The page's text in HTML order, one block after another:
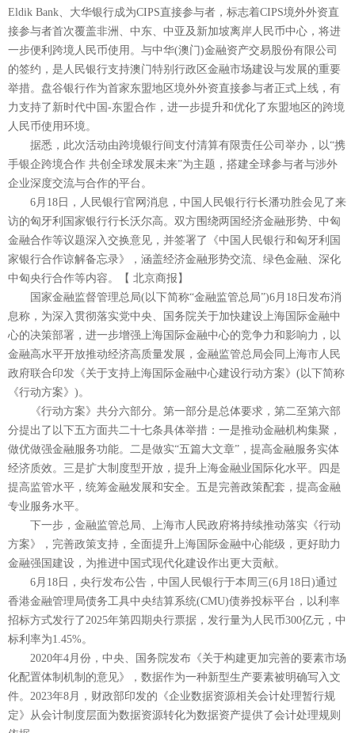
Eldik Bank、大华银行成为CIPS直接参与者，标志着CIPS境外外资直
接参与者首次覆盖非洲、中东、中亚及新加坡离岸人民币中心，将进
一步便利跨境人民币使用。与中华(澳门)金融资产交易股份有限公司
的签约，是人民银行支持澳门特别行政区金融市场建设与发展的重要
举措。盘谷银行作为首家东盟地区境外外资直接参与者正式上线，有
力支持了新时代中国-东盟合作，进一步提升和优化了东盟地区的跨境
人民币使用环境。
据悉，此次活动由跨境银行间支付清算有限责任公司举办，以“携
手银企跨境合作 共创全球发展未来”为主题，搭建全球参与者与涉外
企业深度交流与合作的平台。
6月18日，人民银行官网消息，中国人民银行行长潘功胜会见了来
访的匈牙利国家银行行长沃尔高。双方围绕两国经济金融形势、中匈
金融合作等议题深入交换意见，并签署了《中国人民银行和匈牙利国
家银行合作谅解备忘录》，涵盖经济金融形势交流、绿色金融、深化
中匈央行合作等内容。【 北京商报】
国家金融监督管理总局(以下简称“金融监管总局”)6月18日发布消
息称，为深入贯彻落实党中央、国务院关于加快建设上海国际金融中
心的决策部署，进一步增强上海国际金融中心的竞争力和影响力，以
金融高水平开放推动经济高质量发展，金融监管总局会同上海市人民
政府联合印发《关于支持上海国际金融中心建设行动方案》(以下简称
《行动方案》)。
《行动方案》共分六部分。第一部分是总体要求，第二至第六部
分提出了以下五方面共二十七条具体举措：一是推动金融机构集聚，
做优做强金融服务功能。二是做实“五篇大文章”，提高金融服务实体
经济质效。三是扩大制度型开放，提升上海金融业国际化水平。四是
提高监管水平，统筹金融发展和安全。五是完善政策配套，提高金融
专业服务水平。
下一步，金融监管总局、上海市人民政府将持续推动落实《行动
方案》，完善政策支持，全面提升上海国际金融中心能级，更好助力
金融强国建设，为推进中国式现代化建设作出更大贡献。
6月18日，央行发布公告，中国人民银行于本周三(6月18日)通过
香港金融管理局债务工具中央结算系统(CMU)债券投标平台，以利率
招标方式发行了2025年第四期央行票据，发行量为人民币300亿元，中
标利率为1.45%。
2020年4月份，中央、国务院发布《关于构建更加完善的要素市场
化配置体制机制的意见》，数据作为一种新型生产要素被明确写入文
件。2023年8月，财政部印发的《企业数据资源相关会计处理暂行规
定》从会计制度层面为数据资源转化为数据资产提供了会计处理规则